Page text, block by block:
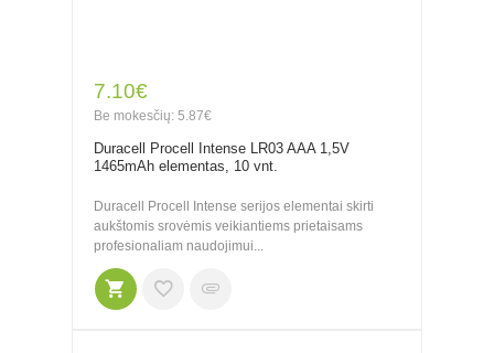
7.10€
Be mokesčių: 5.87€
Duracell Procell Intense LR03 AAA 1,5V
1465mAh elementas, 10 vnt.
Duracell Procell Intense serijos elementai skirti
aukštomis srovėmis veikiantiems prietaisams
profesionaliam naudojimui...